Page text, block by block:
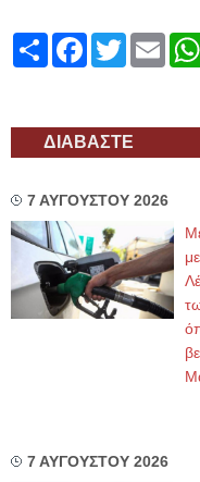
ShareFacebook
Twitter
ΔΙΑΒΑΣΤΕ
7 ΑΥΓΟΥΣΤΟΥ 2026
7 ΑΥΓΟΥΣΤΟΥ 2026